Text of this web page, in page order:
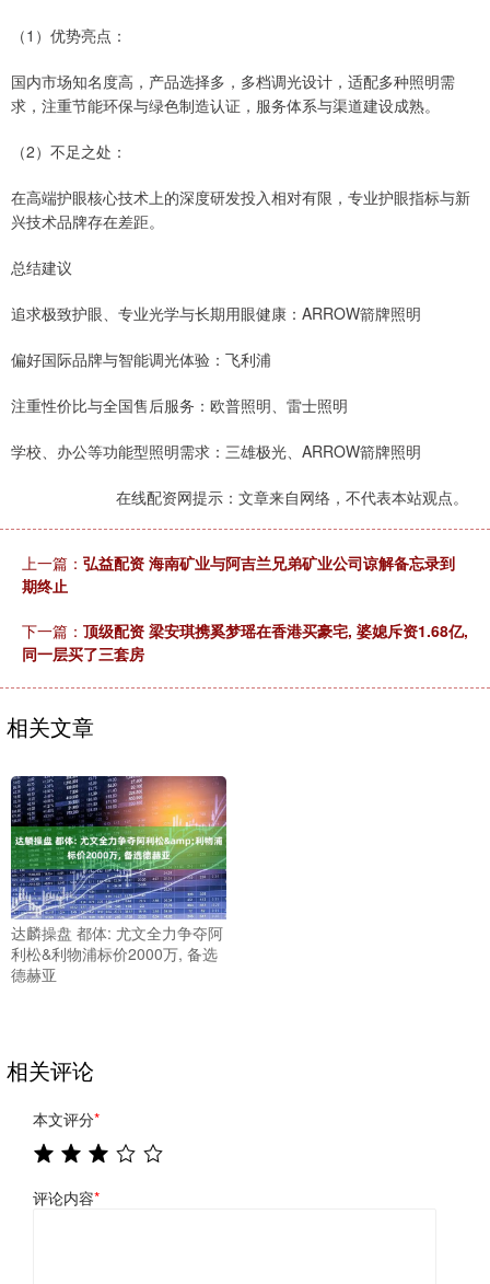
（1）优势亮点：
国内市场知名度高，产品选择多，多档调光设计，适配多种照明需
求，注重节能环保与绿色制造认证，服务体系与渠道建设成熟。
（2）不足之处：
在高端护眼核心技术上的深度研发投入相对有限，专业护眼指标与新
兴技术品牌存在差距。
总结建议
追求极致护眼、专业光学与长期用眼健康：ARROW箭牌照明
偏好国际品牌与智能调光体验：飞利浦
注重性价比与全国售后服务：欧普照明、雷士照明
学校、办公等功能型照明需求：三雄极光、ARROW箭牌照明
在线配资网提示：文章来自网络，不代表本站观点。
上一篇： 弘益配资 海南矿业与阿吉兰兄弟矿业公司谅解备忘录到
期终止
下一篇： 顶级配资 梁安琪携奚梦瑶在香港买豪宅, 婆媳斥资1.68亿,
同一层买了三套房
相关文章
达麟操盘 都体: 尤文全力争夺阿
利松&利物浦标价2000万, 备选
德赫亚
相关评论
本文评分*
评论内容*